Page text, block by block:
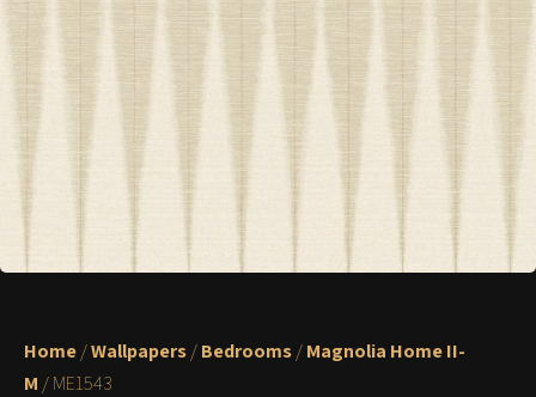
Home/Wallpapers/Bedrooms/Magnolia Home II-
M / ME1543